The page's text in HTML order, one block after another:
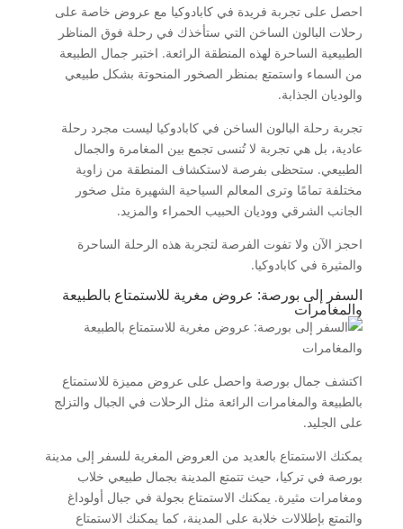
احصل على تجربة فريدة في كابادوكيا مع عروض خاصة على
رحلات البالون الساخن التي ستأخذك في رحلة فوق المناظر
الطبيعية الساحرة لهذه المنطقة الرائعة. اختبر جمال الطبيعة
من السماء واستمتع بمنظر الصخور المنحوتة بشكل طبيعي
والوديان الجذابة.
تجربة رحلة البالون الساخن في كابادوكيا ليست مجرد رحلة
عادية، بل هي تجربة لا تُنسى تجمع بين المغامرة والجمال
الطبيعي. ستحظى بفرصة لاستكشاف المنطقة من زاوية
مختلفة تمامًا وترى المعالم السياحية الشهيرة مثل صخور
الجانب الشرقي ووديان الحبيب الحمراء والمزيد.
احجز الآن ولا تفوت الفرصة لتجربة هذه الرحلة الساحرة
والمثيرة في كابادوكيا.
السفر إلى بورصة: عروض مغرية للاستمتاع بالطبيعة
والمغامرات
اكتشف جمال بورصة واحصل على عروض مميزة للاستمتاع
بالطبيعة والمغامرات الرائعة مثل الرحلات في الجبال والتزلج
على الجليد.
يمكنك الاستمتاع بالعديد من العروض المغرية للسفر إلى مدينة
بورصة في تركيا، حيث تتمتع المدينة بجمال طبيعي خلاب
ومغامرات مثيرة. يمكنك الاستمتاع بجولة في جبال أولوداغ
والتمتع بإطلالات خلابة على المدينة، كما يمكنك الاستمتاع